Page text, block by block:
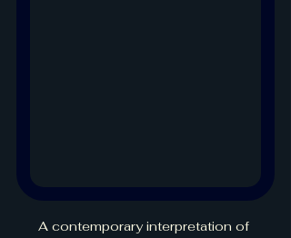
A contemporary interpretation of